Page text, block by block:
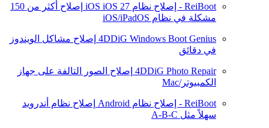
ReiBoot - إصلاح نظام iOS iOS 27
إصلاح أكثر من 150
مشكلة في نظام iOS/iPadOS
4DDiG Windows Boot Genius إصلاح مشاكل الويندوز
في دقائق
4DDiG Photo Repair إصلاح الصور التالفة على جهاز
الكمبيوتر/Mac
ReiBoot - إصلاح نظام Android
إصلاح نظام أندرويد
سهلاً مثل A-B-C